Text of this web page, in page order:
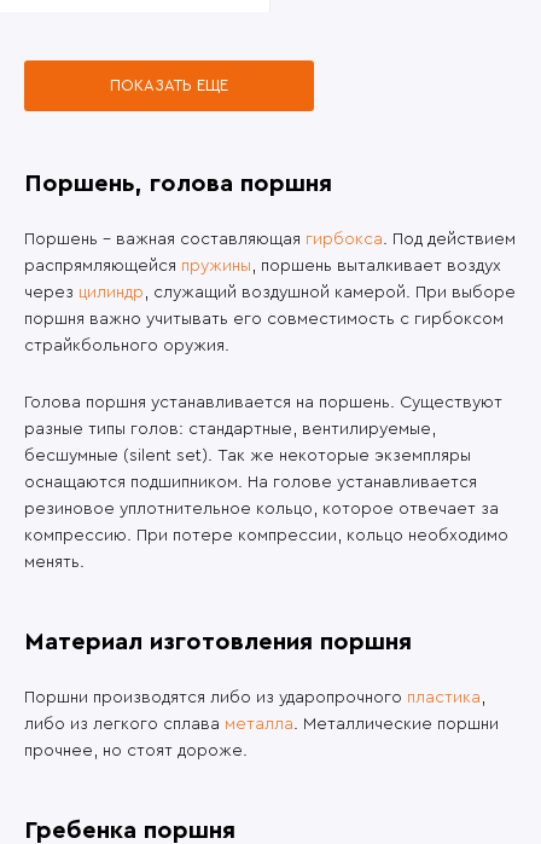
ПОКАЗАТЬ ЕЩЕ
Поршень, голова поршня
Поршень – важная составляющая гирбокса. Под действием
распрямляющейся пружины , поршень выталкивает воздух
через цилиндр , служащий воздушной камерой. При выборе
поршня важно учитывать его совместимость с гирбоксом
страйкбольного оружия.
Голова поршня устанавливается на поршень. Существуют
разные типы голов: стандартные, вентилируемые,
бесшумные (silent set). Так же некоторые экземпляры
оснащаются подшипником. На голове устанавливается
резиновое уплотнительное кольцо, которое отвечает за
компрессию. При потере компрессии, кольцо необходимо
менять.
Материал изготовления поршня
Поршни производятся либо из ударопрочного пластика ,
либо из легкого сплава металла. Металлические поршни
прочнее, но стоят дороже.
Гребенка поршня